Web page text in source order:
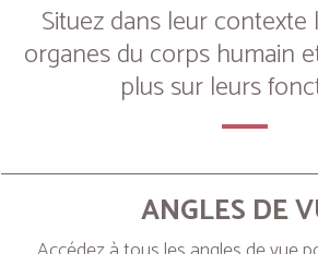
Situez dans leur
organes du corps humain
plus sur leurs
ANGLES DE